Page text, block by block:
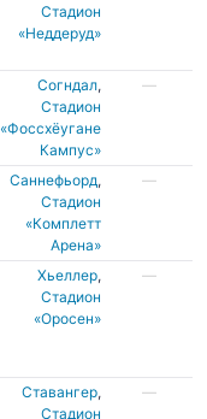
Стадион
«Неддеруд»
Согндал,
Стадион
«Фоссхёугане
Кампус»
—
Саннефьорд,
Стадион
«Комплетт
Арена»
—
Хьеллер,
Стадион
«Оросен»
—
Ставангер,
Стадион
—